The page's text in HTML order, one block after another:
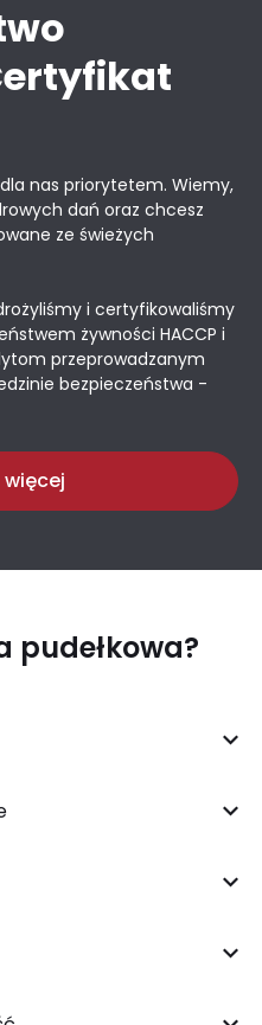
nas priorytetem. Wiemy,
dań oraz chcesz
ze świeżych
i certyfikowaliśmy
żywności HACCP i
przeprowadzanym
bezpieczeństwa -
pudełkowa?